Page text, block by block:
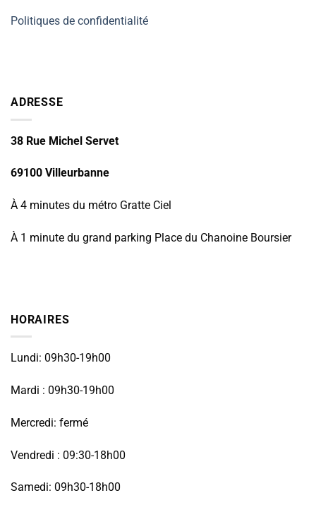
Politiques de confidentialité
ADRESSE
38 Rue Michel Servet
69100 Villeurbanne
À 4 minutes du métro Gratte Ciel
À 1 minute du grand parking Place du Chanoine Boursier
HORAIRES
Lundi: 09h30-19h00
Mardi : 09h30-19h00
Mercredi: fermé
Vendredi : 09:30-18h00
Samedi: 09h30-18h00